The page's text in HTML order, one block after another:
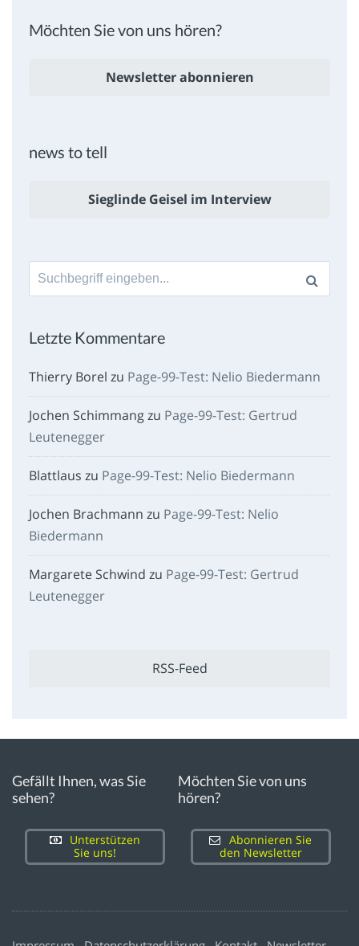
Möchten Sie von uns hören?
Newsletter abonnieren
news to tell
Sieglinde Geisel im Interview
Suche
nach:
Letzte Kommentare
Thierry Borel zu Page-99-Test: Nelio Biedermann
Jochen Schimmangzu Page-99-Test: Gertrud
Leutenegger
Blattlaus zu Page-99-Test: Nelio Biedermann
Jochen Brachmann zu Page-99-Test: Nelio
Biedermann
Margarete Schwind zu Page-99-Test: Gertrud
Leutenegger
RSS-Feed
Gefällt Ihnen, was Sie
sehen?
Unterstützen
Sie uns!
Möchten Sie von uns
hören?
Abonnieren Sie
den Newsletter